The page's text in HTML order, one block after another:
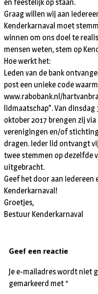
en feestelijk op staan.
Graag willen wij aan
Kenderkarnaval moet
winnen om ons doel te
mensen weten, stem op
Hoe werkt het:
Leden van de bank
post een unieke code
www.rabobank.nl/
lidmaatschap”. Van
oktober 2017 brengen zij
verenigingen en/of
dragen. Ieder lid ontvangt
twee stemmen op dezelfde
uitgebracht.
Geef het door aan iedereen
Kenderkarnaval!
Groetjes,
Bestuur Kenderkarnaval
Geef een reactie
Je e-mailadres wordt niet
gemarkeerd met *